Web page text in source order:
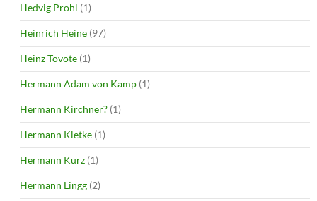
Hedvig Prohl (1)
Heinrich Heine (97)
Heinz Tovote (1)
Hermann Adam von Kamp (1)
Hermann Kirchner? (1)
Hermann Kletke (1)
Hermann Kurz (1)
Hermann Lingg (2)